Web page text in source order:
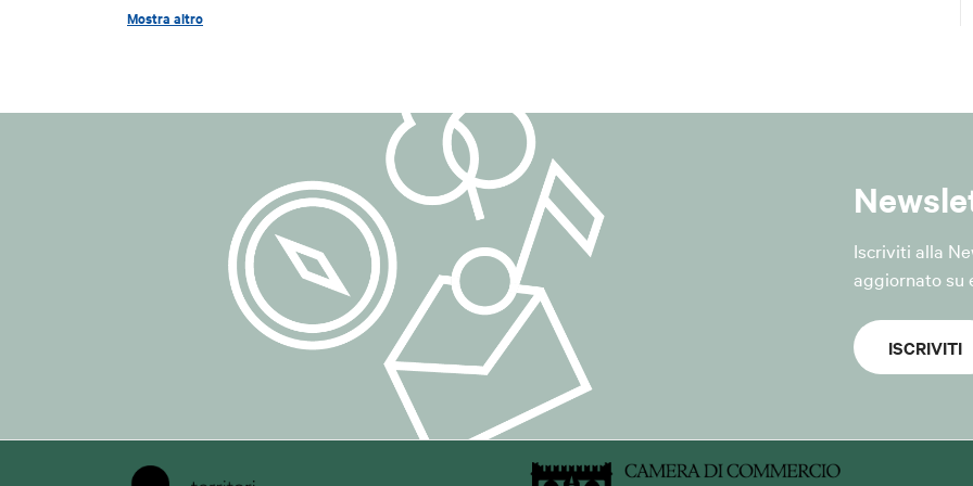
Tel./Fax 0039 051 6255924
Mostra altro
Iscriviti alla
aggiornato su
ISCRIVITI
Il consenso può essere revocato in qualsiasi momento senza pregiudicare la
trattamento effettuato prima della revoca.
## 5. Dati trattati
Per l'iscrizione vengono raccolti i dati strettamente necessari all'erogazione
quali:
indirizzo e-mail;
eventuali ulteriori dati forniti volontariamente dall'interessato attraverso il
iscrizione.
Possono inoltre essere trattati dati tecnici relativi alla gestione della
esempio log di accesso, data e ora dell'iscrizione, conferma dell'iscrizione e